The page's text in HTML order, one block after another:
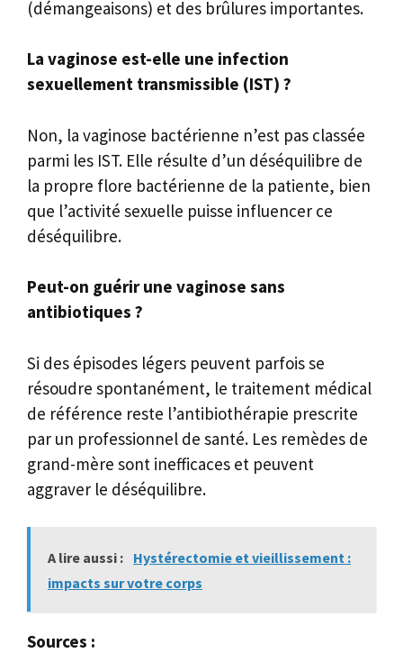
(démangeaisons) et des brûlures importantes.
La vaginose est-elle une infection
sexuellement transmissible (IST) ?
Non, la vaginose bactérienne n’est pas classée
parmi les IST. Elle résulte d’un déséquilibre de
la propre flore bactérienne de la patiente, bien
que l’activité sexuelle puisse influencer ce
déséquilibre.
Peut-on guérir une vaginose sans
antibiotiques ?
Si des épisodes légers peuvent parfois se
résoudre spontanément, le traitement médical
de référence reste l’antibiothérapie prescrite
par un professionnel de santé. Les remèdes de
grand-mère sont inefficaces et peuvent
aggraver le déséquilibre.
A lire aussi : Hystérectomie et vieillissement :
impacts sur votre corps
Sources :